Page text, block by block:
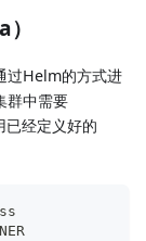
过Helm的方式进
群中需要
已经定义好的